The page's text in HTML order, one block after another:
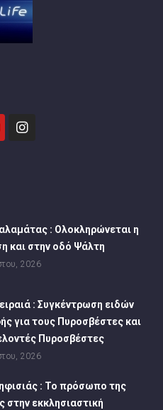
: Ολοκληρώνεται η
και στην οδό Ψάλτη
2026
: Συγκέντρωση ειδών
για τους Πυροσβέστες και
Πυροσβέστες
2026
: Το πρόσωπο της
στην εκκλησιαστική